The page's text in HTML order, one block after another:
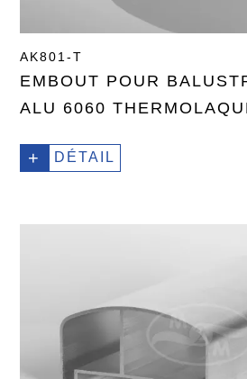
AK801-T
EMBOUT POUR
ALU 6060
+ DÉTAIL